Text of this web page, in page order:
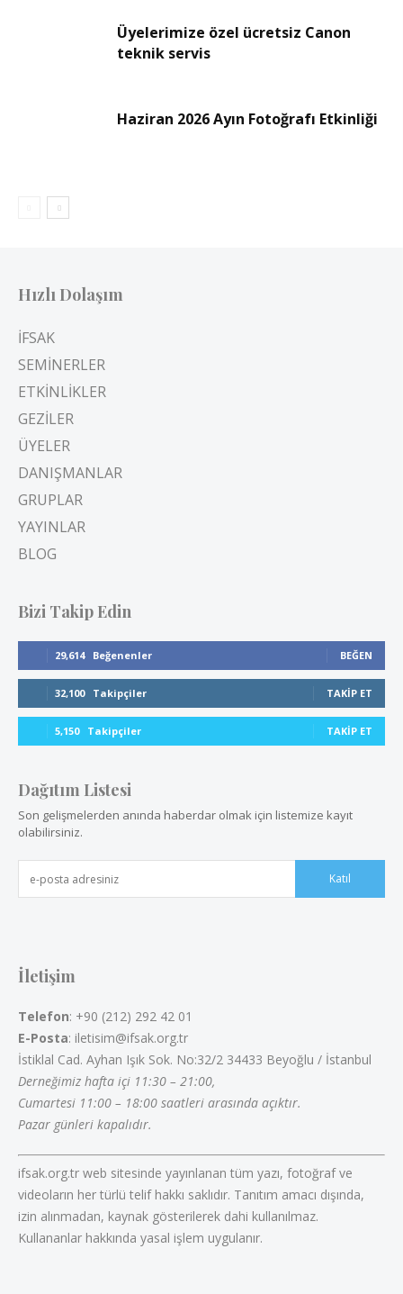
Üyelerimize özel ücretsiz Canon
teknik servis
Haziran 2026 Ayın Fotoğrafı Etkinliği
Hızlı Dolaşım
İFSAK
SEMİNERLER
ETKİNLİKLER
GEZİLER
ÜYELER
DANIŞMANLAR
GRUPLAR
YAYINLAR
BLOG
Bizi Takip Edin
29,614 Beğenenler BEĞEN
32,100 Takipçiler TAKIP ET
5,150 Takipçiler TAKIP ET
Dağıtım Listesi
Son gelişmelerden anında haberdar olmak için listemize kayıt
olabilirsiniz.
Katıl
İletişim
Telefon: +90 (212) 292 42 01
E-Posta: iletisim@ifsak.org.tr
İstiklal Cad. Ayhan Işık Sok. No:32/2 34433 Beyoğlu / İstanbul
Derneğimiz hafta içi 11:30 – 21:00,
Cumartesi 11:00 – 18:00 saatleri arasında açıktır.
Pazar günleri kapalıdır.
ifsak.org.tr web sitesinde yayınlanan tüm yazı, fotoğraf ve
videoların her türlü telif hakkı saklıdır. Tanıtım amacı dışında,
izin alınmadan, kaynak gösterilerek dahi kullanılmaz.
Kullananlar hakkında yasal işlem uygulanır.